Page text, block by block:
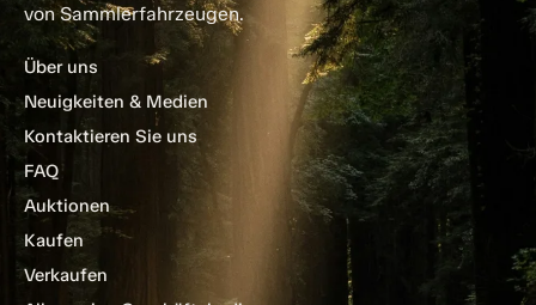
von Sammlerfahrzeugen.
Über uns
Neuigkeiten & Medien
Kontaktieren Sie uns
FAQ
Auktionen
Kaufen
Verkaufen